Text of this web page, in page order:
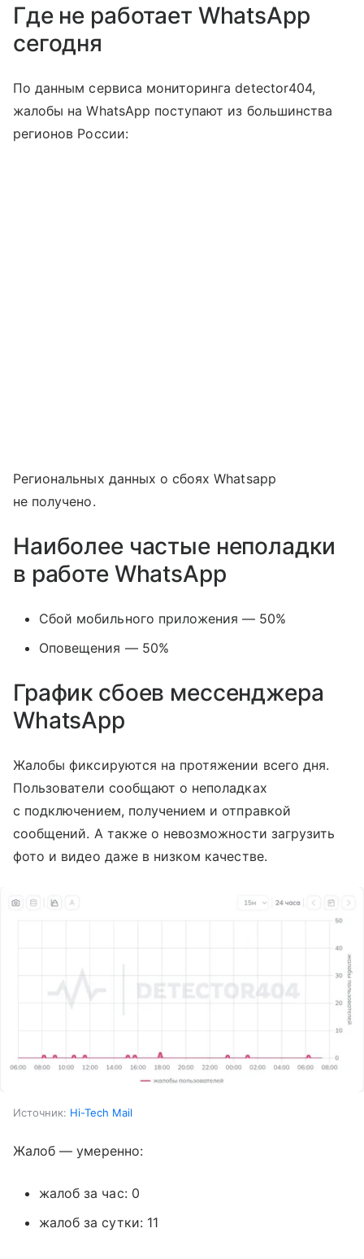
Где не работает WhatsApp
сегодня
По данным сервиса мониторинга detector404,
жалобы на WhatsApp поступают из большинства
регионов России:
Региональных данных о сбоях Whatsapp
не получено.
Наиболее частые неполадки
в работе WhatsApp
Сбой мобильного приложения — 50%
Оповещения — 50%
График сбоев мессенджера
WhatsApp
Жалобы фиксируются на протяжении всего дня.
Пользователи сообщают о неполадках
с подключением, получением и отправкой
сообщений. А также о невозможности загрузить
фото и видео даже в низком качестве.
Источник: Hi-Tech Mail
Жалоб — умеренно:
жалоб за час: 0
жалоб за сутки: 11